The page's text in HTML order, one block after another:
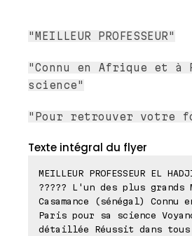
"MEILLEUR PROFESSEUR"
"Connu en Afrique et à
science"
"Pour retrouver votre
Texte intégral du flyer
MEILLEUR PROFESSEUR EL
????? L'un des plus grands
Casamance (sénégal) Connu
Paris pour sa science
détaillée Réussit dans tous